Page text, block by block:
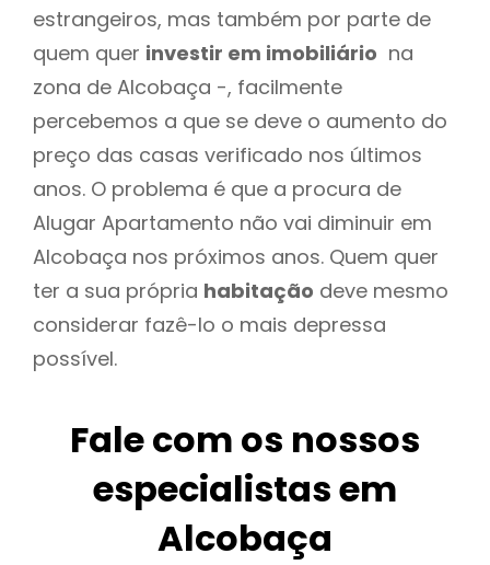
estrangeiros, mas também por parte de
quem quer investir em imobiliário na
zona de Alcobaça -, facilmente
percebemos a que se deve o aumento do
preço das casas verificado nos últimos
anos. O problema é que a procura de
Alugar Apartamento não vai diminuir em
Alcobaça nos próximos anos. Quem quer
ter a sua própria habitação deve mesmo
considerar fazê-lo o mais depressa
possível.
Fale com os nossos
especialistas em
Alcobaça